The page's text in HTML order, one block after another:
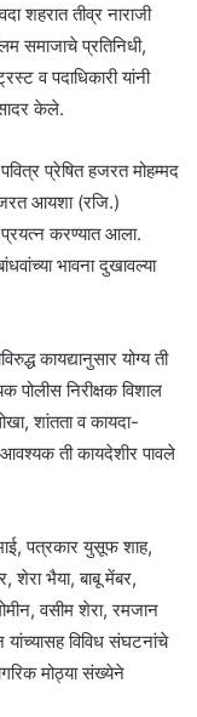
शहरात तीव्र नाराजी
समाजाचे प्रतिनिधी,
व पदाधिकारी यांनी
केले.
प्रेषित हजरत मोहम्मद
आयशा (रजि.)
प्रयत्न करण्यात आला.
भावना दुखावल्या
कायद्यानुसार योग्य ती
पोलीस निरीक्षक विशाल
शांतता व कायदा-
आवश्यक ती कायदेशीर पावले
पत्रकार युसूफ शाह,
भैया, बाबू मेंबर,
वसीम शेरा, रमजान
विविध संघटनांचे
मोठ्या संख्येने